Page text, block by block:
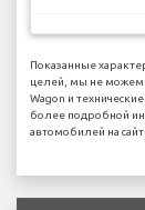
Показанные
целей, мы не можем
Wagon и
более подробной
автомобилей на